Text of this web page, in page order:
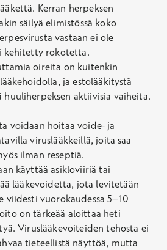
Kerran herpeksen
säilyä elimistössä koko
vastaan ei ole
kehitetty rokotetta.
oireita on kuitenkin
ja estolääkitystä
huuliherpeksen aktiivisia vaiheita.
voidaan hoitaa voide- ja
viruslääkkeillä, joita saa
ilman reseptiä.
käyttää asikloviiriä tai
lääkevoidetta, jota levitetään
viidesti vuorokaudessa 5–10
on tärkeää aloittaa heti
Viruslääkevoiteiden tehosta ei
tieteellistä näyttöä, mutta